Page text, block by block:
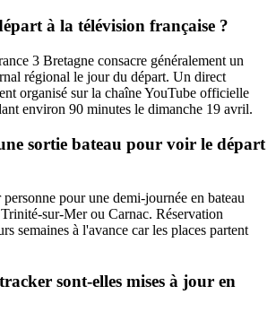
à la télévision française ?
3 Bretagne consacre généralement un
régional le jour du départ. Un direct
organisé sur la chaîne YouTube officielle
environ 90 minutes le dimanche 19 avril.
sortie bateau pour voir le départ
pour une demi-journée en bateau
sur-Mer ou Carnac. Réservation
semaines à l'avance car les places partent
sont-elles mises à jour en